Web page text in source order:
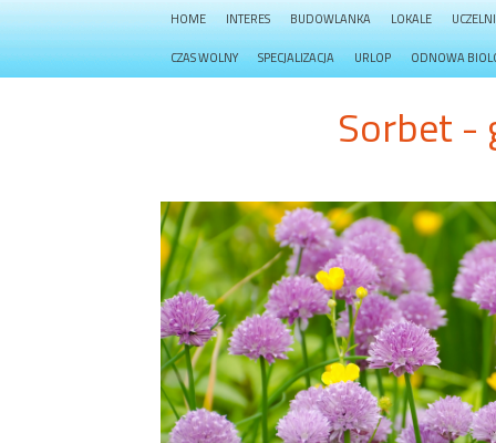
HOME INTERES BUDOWLANKA LOKALE
CZAS WOLNY SPECJALIZACJA URLOP ODNOWA
Sorbet -